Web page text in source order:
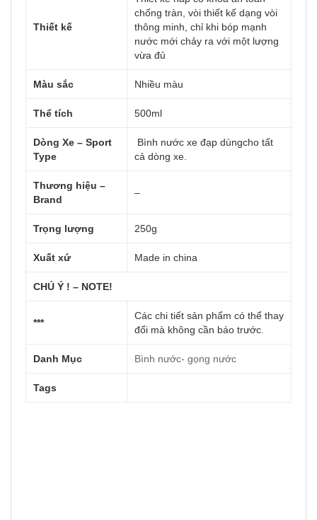
Thiết kế
chống tràn, vòi thiết kế dạng vòi
thông minh, chỉ khi bóp mạnh
nước mới chảy ra với một lượng
vừa đủ
Màu sắc Nhiều màu
Thể tích 500ml
Dòng Xe – Sport
Type
Bình nước xe đạp dùngcho tất
cả dòng xe.
Thương hiệu –
Brand
–
Trọng lượng 250g
Xuất xứ Made in china
CHÚ Ý ! – NOTE!
***
Các chi tiết sản phẩm có thể thay
đổi mà không cần báo trước
Danh Mục Bình nước- gọng nước
Tags